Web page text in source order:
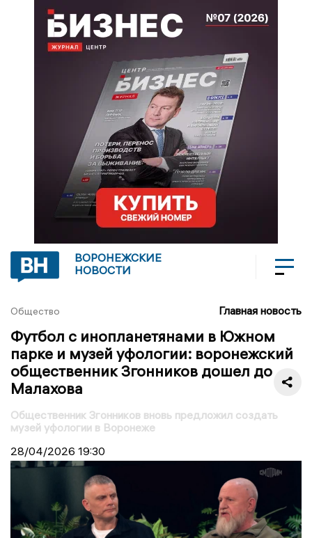
ВОРОНЕЖСКИЕ
НОВОСТИ
Общество Главная новость
Футбол с инопланетянами в Южном
парке и музей уфологии: воронежский
общественник Згонников дошел до
Малахова
Общественник Згонников вновь предложил создать
музей уфологии в Воронеже
28/04/2026 19:30